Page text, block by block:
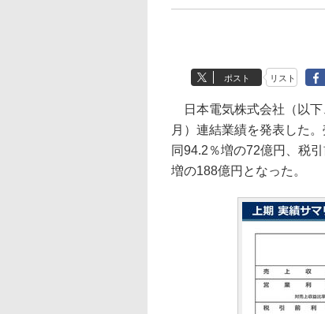
ポスト リスト
日本電気株式会社（以下
月）連結業績を発表した
同94.2％増の72億円、税
増の188億円となった。